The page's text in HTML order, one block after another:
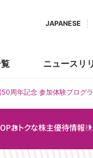
ニュースリ
JAPANESE
周年記念 参加体験プログ
おトクな株主優待情報